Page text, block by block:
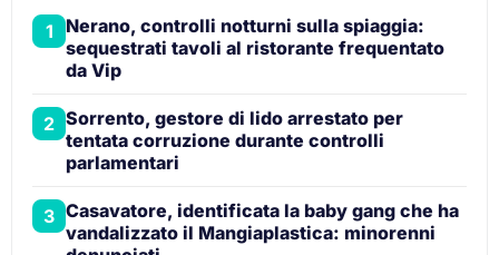
1
Nerano, controlli notturni sulla spiaggia:
sequestrati tavoli al ristorante frequentato
da Vip
2 Sorrento, gestore di lido arrestato per
tentata corruzione durante controlli
parlamentari
3 Casavatore, identificata la baby gang che ha
vandalizzato il Mangiaplastica: minorenni